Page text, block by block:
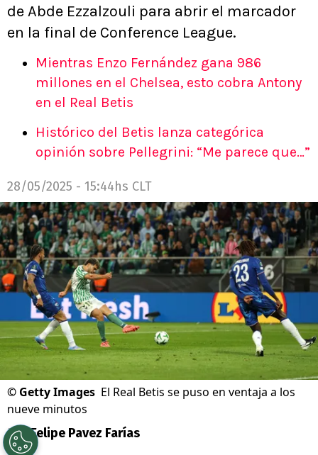
de Abde Ezzalzouli para abrir el marcador
en la final de Conference League.
Mientras Enzo Fernández gana 986
millones en el Chelsea, esto cobra Antony
en el Real Betis
Histórico del Betis lanza categórica
opinión sobre Pellegrini: “Me parece que…”
28/05/2025 - 15:44hs CLT
© Getty Images El Real Betis se puso en ventaja a los
nueve minutos
Por Felipe Pavez Farías